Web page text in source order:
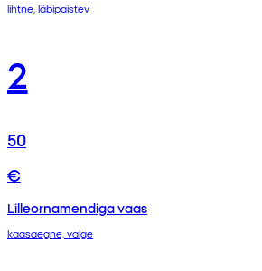
lihtne, läbipaistev
2
50
€
Lilleornamendiga vaas
kaasaegne, valge